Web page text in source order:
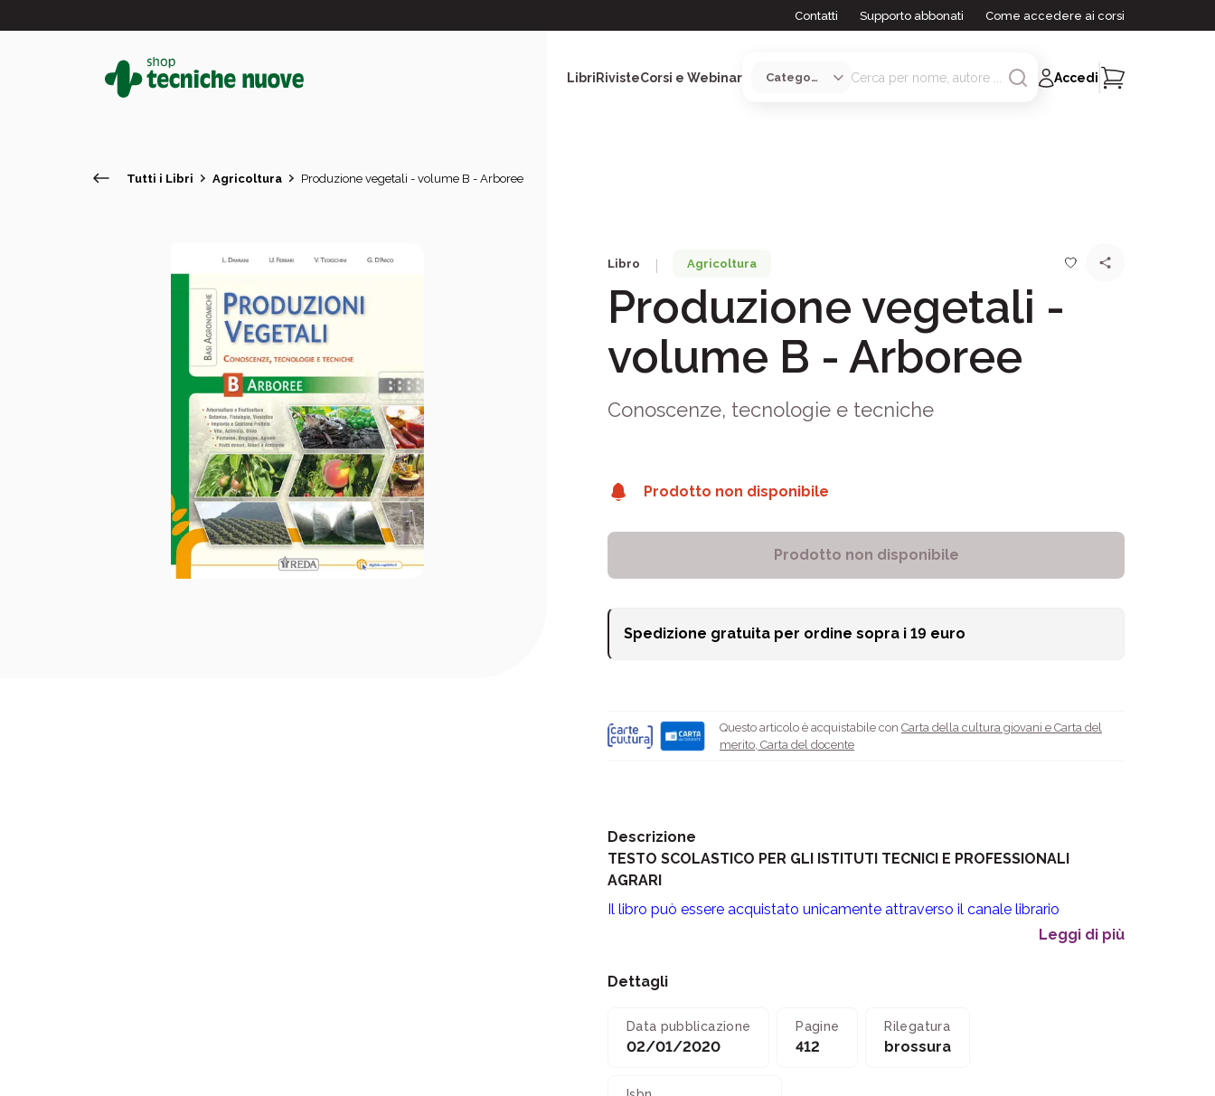
Contatti Supporto abbonati Come accedere ai corsi
LibriRivisteCorsi e Webinar Accedi
Tutti i Libri Agricoltura Produzione vegetali - volume B - Arboree
Libro Agricoltura
Produzione vegetali -
volume B - Arboree
Conoscenze, tecnologie e tecniche
Prodotto non disponibile
Prodotto non disponibile
Spedizione gratuita per ordine sopra i 19 euro
Questo articolo è acquistabile con Carta della cultura giovani e Carta del
merito, Carta del docente
Descrizione
TESTO SCOLASTICO PER GLI ISTITUTI TECNICI E PROFESSIONALI
AGRARI
Il libro può essere acquistato unicamente attraverso il canale librario
Leggi di più
Dettagli
Data pubblicazione
02/01/2020
Pagine
412
Rilegatura
brossura